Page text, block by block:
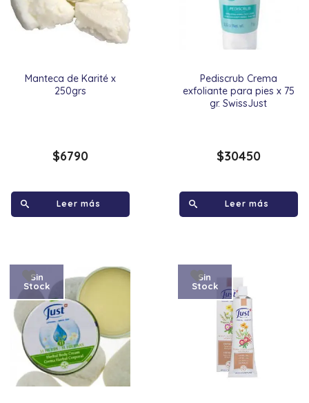
Manteca de Karité x
250grs
$6790
Leer más
Pediscrub Crema
exfoliante para pies x 75
gr. SwissJust
$30450
Leer más
Sin
Stock
Sin
Stock